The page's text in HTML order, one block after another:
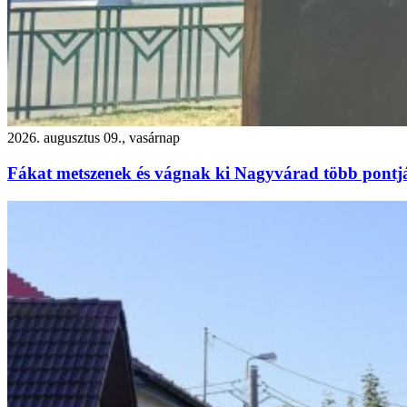
2026. augusztus 09., vasárnap
Fákat metszenek és vágnak ki Nagyvárad több